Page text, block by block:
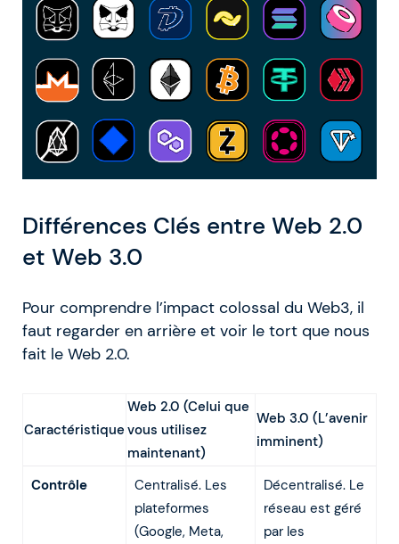
Différences Clés entre Web 2.0
et Web 3.0
Pour comprendre l’impact colossal du Web3, il
faut regarder en arrière et voir le tort que nous
fait le Web 2.0.
Caractéristique
Web 2.0 (Celui que
vous utilisez
maintenant)
Web 3.0 (L’avenir
imminent)
Contrôle
Centralisé. Les
plateformes
(Google, Meta,
Décentralisé. Le
réseau est géré
par les